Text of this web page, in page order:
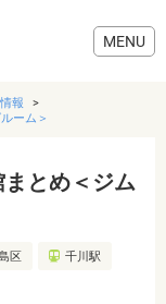
報
ーム＞
とめ＜ジム
区 千川駅